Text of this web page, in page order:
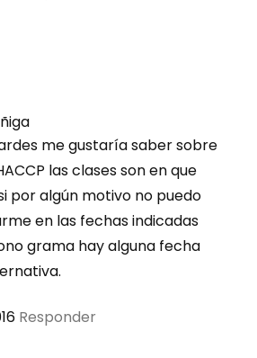
me gustaría saber sobre
las clases son en que
por algún motivo no puedo
en las fechas indicadas
grama hay alguna fecha
Responder